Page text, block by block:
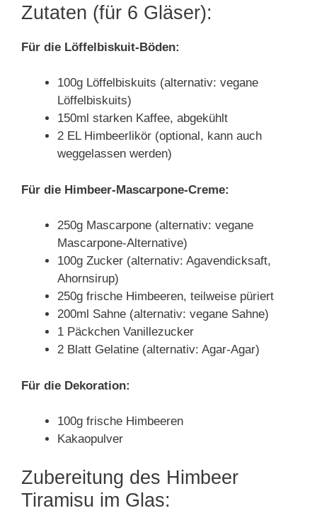
Zutaten (für 6 Gläser):
Für die Löffelbiskuit-Böden:
100g Löffelbiskuits (alternativ: vegane
Löffelbiskuits)
150ml starken Kaffee, abgekühlt
2 EL Himbeerlikör (optional, kann auch
weggelassen werden)
Für die Himbeer-Mascarpone-Creme:
250g Mascarpone (alternativ: vegane
Mascarpone-Alternative)
100g Zucker (alternativ: Agavendicksaft,
Ahornsirup)
250g frische Himbeeren, teilweise püriert
200ml Sahne (alternativ: vegane Sahne)
1 Päckchen Vanillezucker
2 Blatt Gelatine (alternativ: Agar-Agar)
Für die Dekoration:
100g frische Himbeeren
Kakaopulver
Zubereitung des Himbeer
Tiramisu im Glas: